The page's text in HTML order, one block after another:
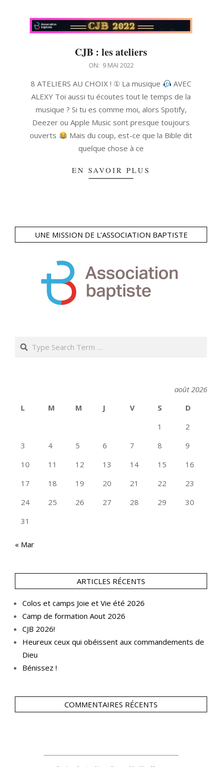
CJB : les ateliers
ON: 9 MAI 2022
8 ATELIERS AU CHOIX ! ① La musique
AVEC
ALEXY Toi aussi tu écoutes tout le temps de la
musique ? Si tu es comme moi, alors Spotify,
Deezer ou Apple Music sont presque toujours
ouverts
Mais du coup, est-ce que la Bible dit
quelque chose à ce
EN SAVOIR PLUS
UNE MISSION DE L’ASSOCIATION BAPTISTE
Search
août 2026
L
M M J V S
D
1
2
3
4 5 6 7 8
9
10
11 12 13 14 15
16
17
18 19 20 21 22
23
24
25 26 27 28 29
30
31
« Mar
ARTICLES RÉCENTS
Colos et camps Joie et Vie été 2026
Camp de formation Aout 2026
CJB 2026!
Heureux ceux qui obéissent aux commandements de
Dieu
Bénissez !
COMMENTAIRES RÉCENTS